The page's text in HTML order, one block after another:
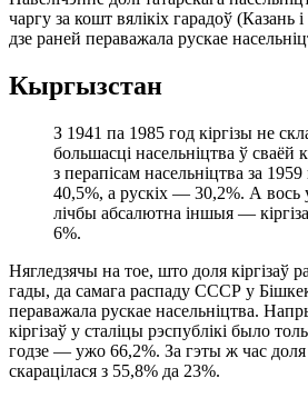
чаргу за кошт вялікіх гарадоў
дзе раней пераважала рускае
Кыргызстан
З 1941 па 1985 год кіргізы не
большасці насельніцтва ў сваёй
з перапісам насельніцтва за 1959
40,5%, а рускіх — 30,2%. А вось
лічбы абсалютна іншыя —
6%.
Нягледзячы на тое, што доля кіргізаў
гады, да самага распаду СССР у
пераважала рускае насельніцтва.
кіргізаў у сталіцы рэспублікі было
годзе — ужо 66,2%. За гэты ж час доля
скарацілася з 55,8% да 23%.